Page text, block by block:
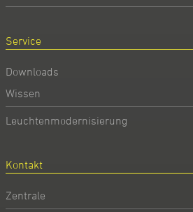
Service
Downloads
Wissen
Leuchtenmodernisierung
Kontakt
Zentrale